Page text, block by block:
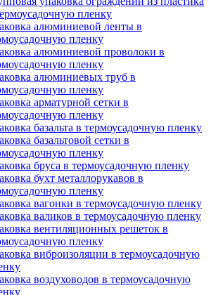
пленку
алюминиевой ленты в
пленку
алюминиевой проволоки в
пленку
алюминиевых труб в
пленку
арматурной сетки в
пленку
базальта в термоусадочную пленку
базальтовой сетки в
пленку
бруса в термоусадочную пленку
бухт металлорукавов в
пленку
вагонки в термоусадочную пленку
валиков в термоусадочную пленку
вентиляционных решеток в
пленку
виброизоляции в термоусадочную
воздуховодов в термоусадочную